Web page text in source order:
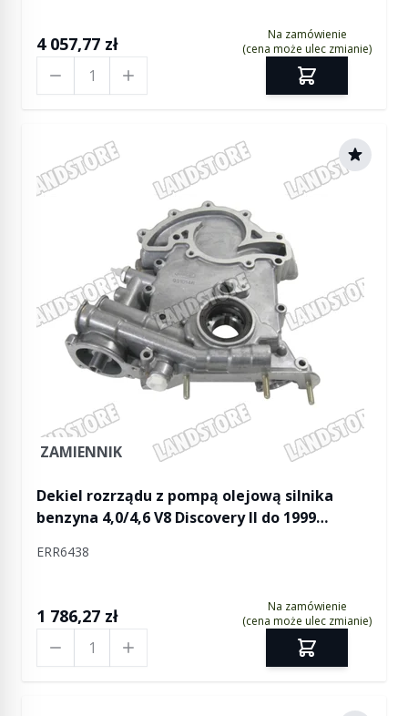
4 057,77 zł
Na zamówienie
(cena może ulec zmianie)
ZAMIENNIK
Dekiel rozrządu z pompą olejową silnika
benzyna 4,0/4,6 V8 Discovery II do 1999
(VIN:XA426593)
ERR6438
1 786,27 zł
Na zamówienie
(cena może ulec zmianie)